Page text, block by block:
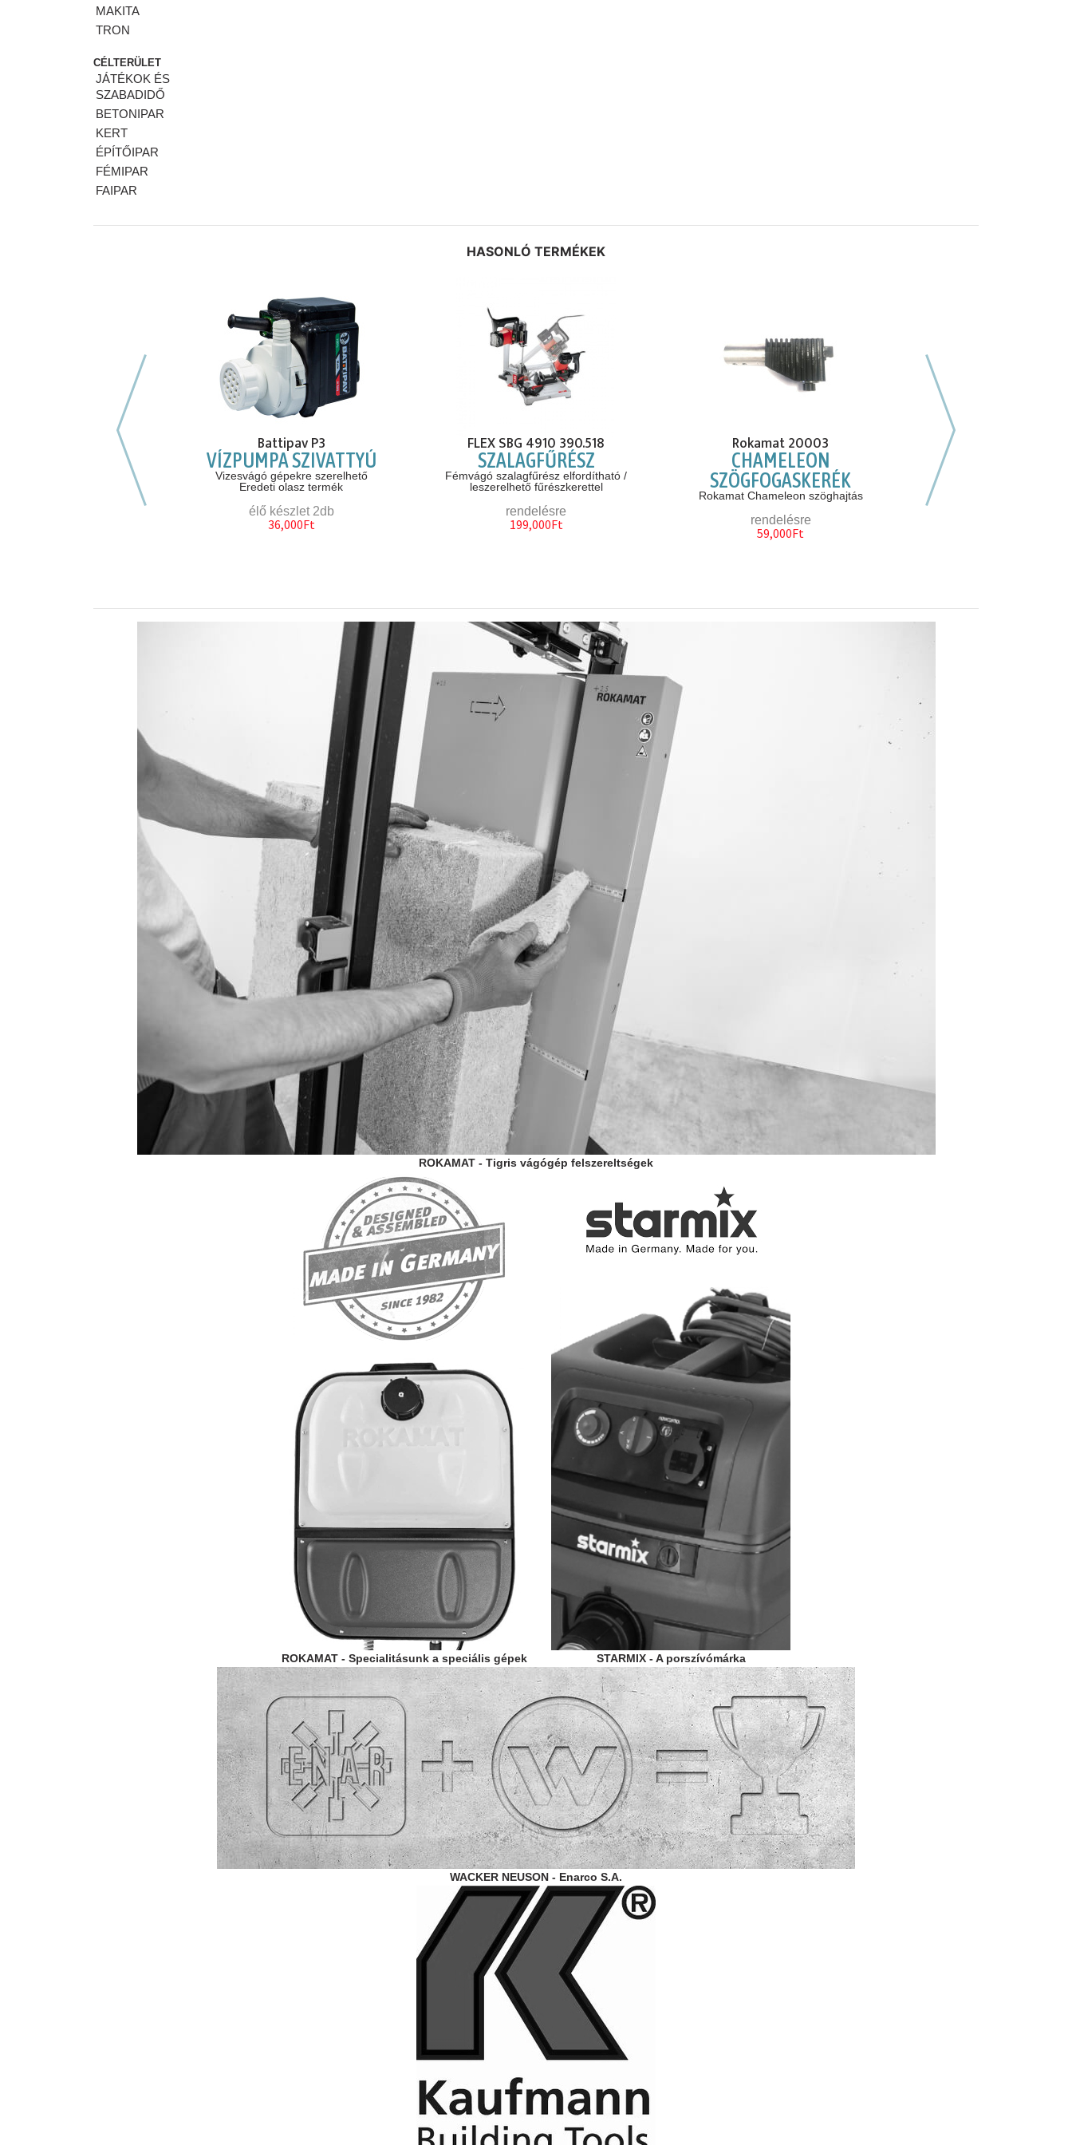
MAKITA
TRON
CÉLTERÜLET
JÁTÉKOK ÉS
SZABADIDŐ
BETONIPAR
KERT
ÉPÍTŐIPAR
FÉMIPAR
FAIPAR
HASONLÓ TERMÉKEK
Előző hasonló szerszámok
készült ipari ütvecsavarozó
Battipav P3
VÍZPUMPA SZIVATTYÚ
Vizesvágó gépekre szerelhető
Eredeti olasz termék
élő készlet 2db
36,000Ft
FLEX SBG 4910 390.518
SZALAGFŰRÉSZ
Fémvágó szalagfűrész elfordítható /
leszerelhető fűrészkerettel
rendelésre
199,000Ft
Rokamat 20003
CHAMELEON
SZÖGFOGASKERÉK
Rokamat Chameleon szöghajtás
rendelésre
59,000Ft
SKATE
Következő hasonló
ROKAMAT - Tigris vágógép felszereltségek
ROKAMAT - Specialitásunk a speciális gépek STARMIX - A porszívómárka
WACKER NEUSON - Enarco S.A.